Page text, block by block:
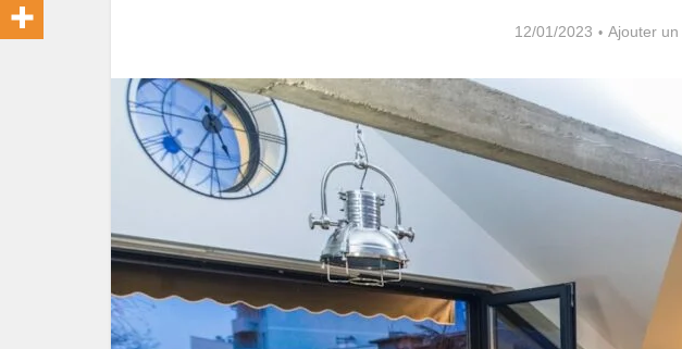
12/01/2023 Ajouter